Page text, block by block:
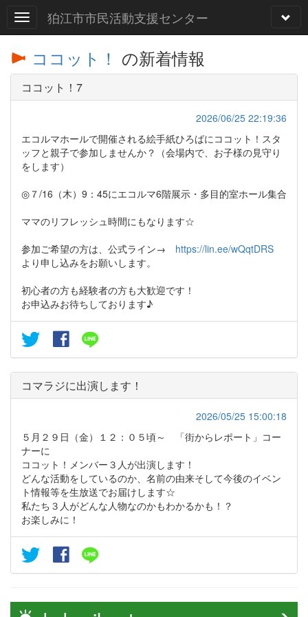
狛江市市民活動支援センター
ココット！ の新着情報
ココット！7
2026/06/25 22:19:36
エコルマホールで開催される絵手紙ひろばにココット！スタ
ッフと親子で参加しませんか？（会場内で、お子様の見守り
をします）
◎７/16（木）9：45にエコルマ6階展示・多目的室ホール集合
ママのリフレッシュ時間にもなります☆
参加ご希望の方は、公式ライン→ https://lin.ee/wQqtDRS
より申し込みをお願いします。
初心者の方も経験者の方も大歓迎です！
お申込みお待ちしております♪
コマラジに出演します！
2026/05/25 15:00:18
５月２９日（金）１２：０５頃～ 「街からレポート」コー
ナーに
ココット！メンバー３人が出演します！
どんな活動をしているのか、名前の由来そして今後のイベン
ト情報等を生放送でお届けします☆
私たち３人がどんな人物なのかもわかるかも！？
お楽しみに！